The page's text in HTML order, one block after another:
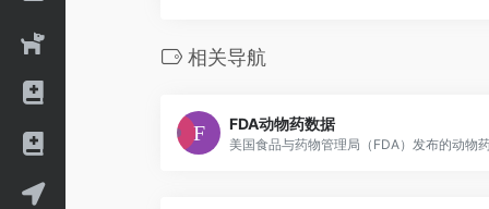
相关导航
FDA动物药数据